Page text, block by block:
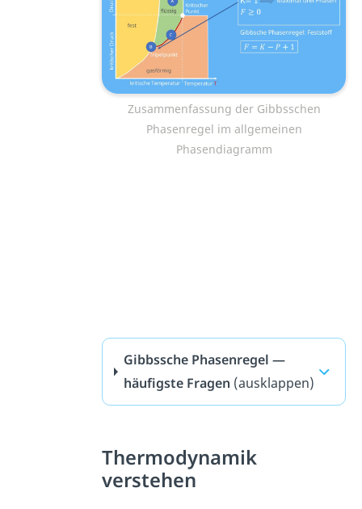
Zusammenfassung der Gibbsschen
Phasenregel im allgemeinen
Phasendiagramm
Gibbssche Phasenregel —
häufigste Fragen (ausklappen)
Thermodynamik
verstehen